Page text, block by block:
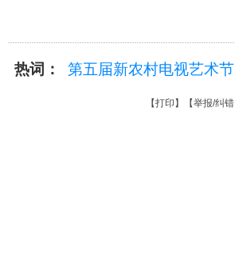
热词： 第五届新农村电视艺术节
【打印 】【举报/纠错